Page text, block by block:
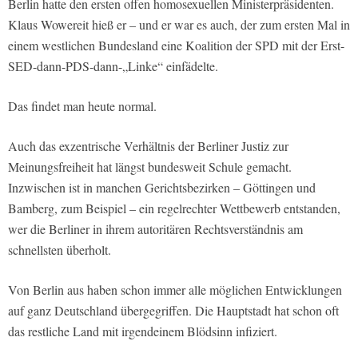
Klaus Wowereit hieß er – und er war es auch, der zum ersten Mal in
einem westlichen Bundesland eine Koalition der SPD mit der Erst-
SED-dann-PDS-dann-„Linke“ einfädelte.
Das findet man heute normal.
Auch das exzentrische Verhältnis der Berliner Justiz zur
Meinungsfreiheit hat längst bundesweit Schule gemacht.
Inzwischen ist in manchen Gerichtsbezirken – Göttingen und
Bamberg, zum Beispiel – ein regelrechter Wettbewerb entstanden,
wer die Berliner in ihrem autoritären Rechtsverständnis am
schnellsten überholt.
Von Berlin aus haben schon immer alle möglichen Entwicklungen
auf ganz Deutschland übergegriffen. Die Hauptstadt hat schon oft
das restliche Land mit irgendeinem Blödsinn infiziert.